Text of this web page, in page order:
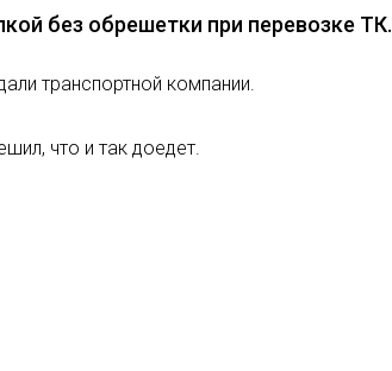
без обрешетки при перевозке ТК.
транспортной компании.
что и так доедет.